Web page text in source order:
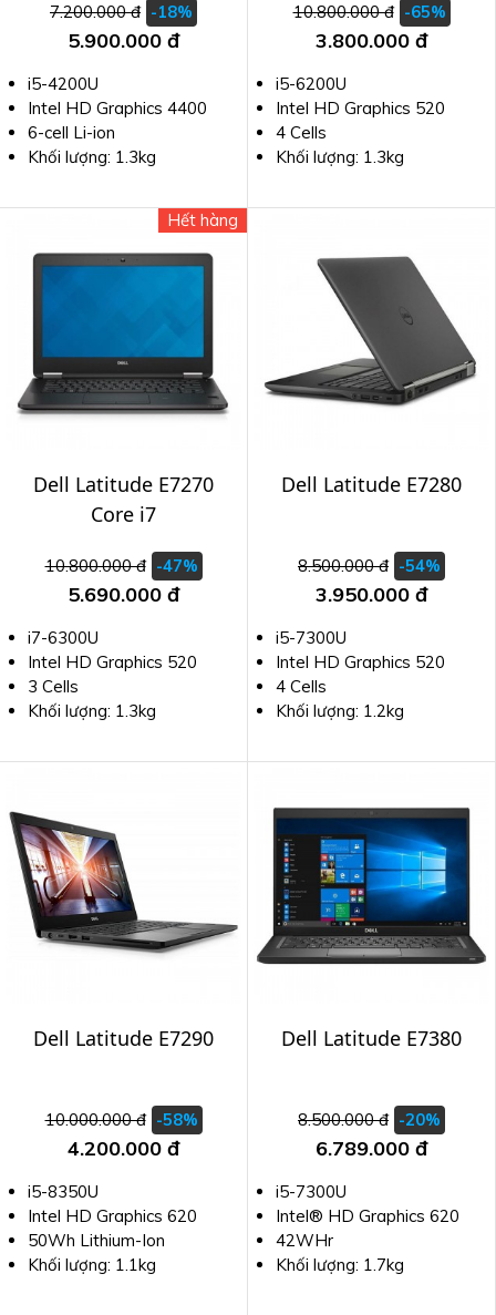
7.200.000 đ -18%
5.900.000 đ
i5-4200U
Intel HD Graphics 4400
6-cell Li-ion
Khối lượng: 1.3kg
10.800.000 đ -65%
3.800.000 đ
i5-6200U
Intel HD Graphics 520
4 Cells
Khối lượng: 1.3kg
Hết hàng
Dell Latitude E7270
Core i7
10.800.000 đ -47%
5.690.000 đ
i7-6300U
Intel HD Graphics 520
3 Cells
Khối lượng: 1.3kg
Dell Latitude E7280
8.500.000 đ -54%
3.950.000 đ
i5-7300U
Intel HD Graphics 520
4 Cells
Khối lượng: 1.2kg
Dell Latitude E7290
10.000.000 đ -58%
4.200.000 đ
i5-8350U
Intel HD Graphics 620
50Wh Lithium-Ion
Khối lượng: 1.1kg
Dell Latitude E7380
8.500.000 đ -20%
6.789.000 đ
i5-7300U
Intel® HD Graphics 620
42WHr
Khối lượng: 1.7kg